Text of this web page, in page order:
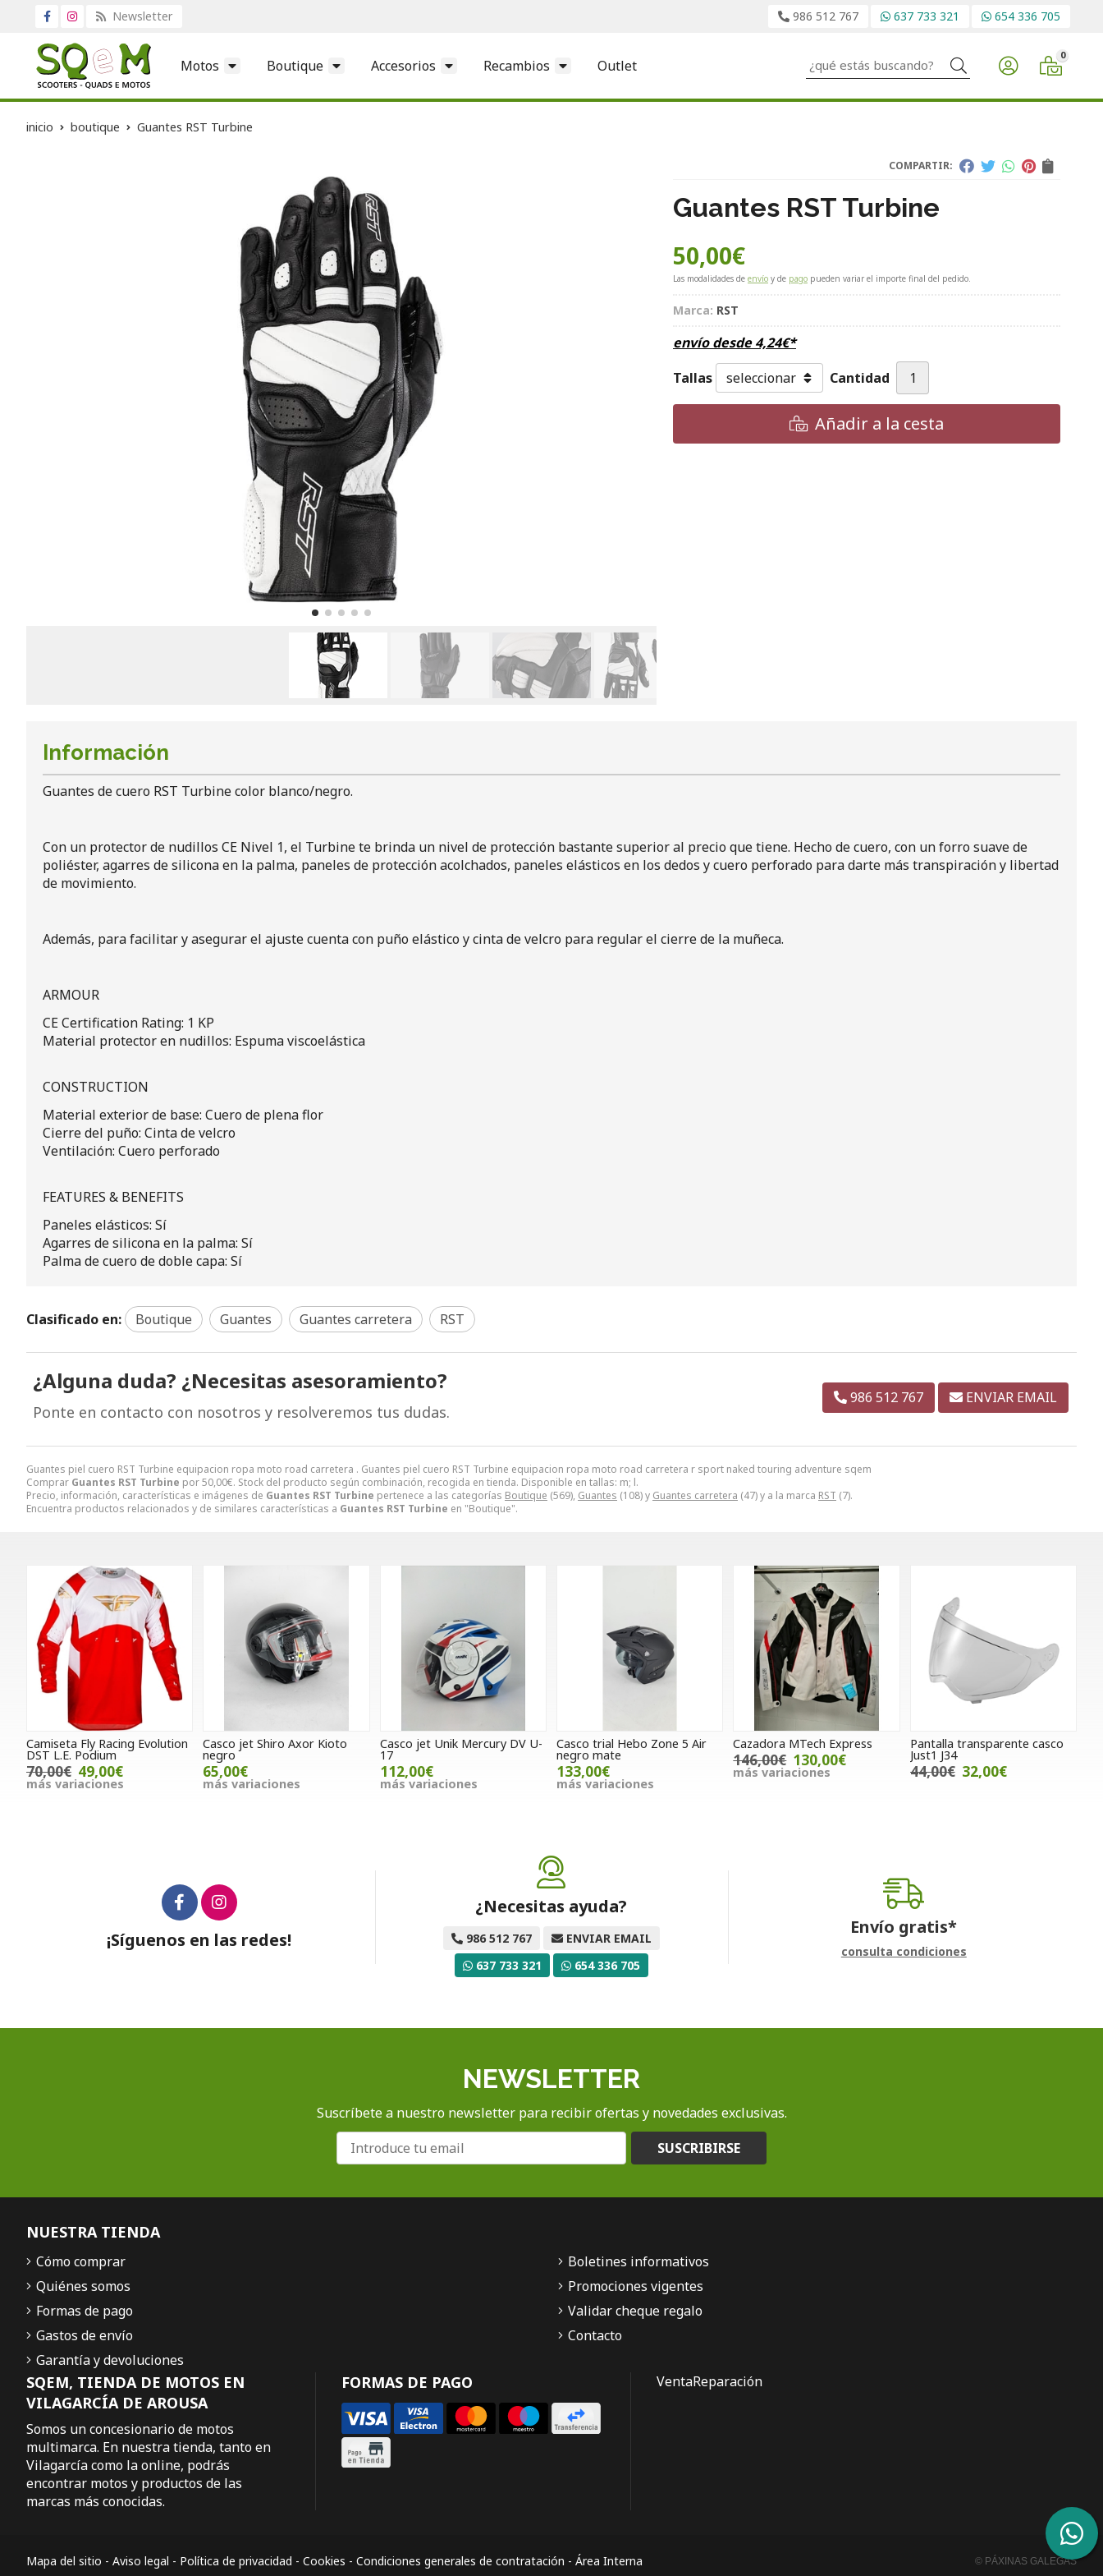
Newsletter 986 512 767 637 733 321 654 336 705
Motos Boutique Accesorios Recambios Outlet Buscar 0
inicio boutique Guantes RST Turbine
COMPARTIR:
Guantes RST Turbine
50,00€
Las modalidades de envío y de pago pueden variar el importe final del pedido.
Marca: RST
envío desde4,24€*
Tallas
Cantidad
Añadir a la cesta
Guantes piel cuero RST Turbine equipacion ropa moto road carretera . Guantes piel cuero RST Turbine equipacion ropa moto road carretera r sport naked touring adventure sqem
Comprar Guantes RST Turbine por50,00€. Stock del producto según combinación, recogida en tienda. Disponible en tallas: m; l.
Precio, información, características e imágenes de Guantes RST Turbine pertenece a las categorías Boutique (569), Guantes (108) y Guantes carretera (47) y a la marca RST (7).
Encuentra productos relacionados y de similares características a Guantes RST Turbine en "Boutique".
Información
Guantes de cuero RST Turbine color blanco/negro.
Con un protector de nudillos CE Nivel 1, el Turbine te brinda un nivel de protección bastante superior al precio que tiene. Hecho de cuero, con un forro suave de
poliéster, agarres de silicona en la palma, paneles de protección acolchados, paneles elásticos en los dedos y cuero perforado para darte más transpiración y libertad
de movimiento.
Además, para facilitar y asegurar el ajuste cuenta con puño elástico y cinta de velcro para regular el cierre de la muñeca.
ARMOUR
CE Certification Rating: 1 KP
Material protector en nudillos: Espuma viscoelástica
CONSTRUCTION
Material exterior de base: Cuero de plena flor
Cierre del puño: Cinta de velcro
Ventilación: Cuero perforado
FEATURES & BENEFITS
Paneles elásticos: Sí
Agarres de silicona en la palma: Sí
Palma de cuero de doble capa: Sí
Clasificado en: Boutique Guantes Guantes carretera RST
¿Alguna duda? ¿Necesitas asesoramiento?
Ponte en contacto con nosotros y resolveremos tus dudas.
986 512 767 ENVIAR EMAIL
Camiseta Fly Racing Evolution
DST L.E. Podium
70,00€ 49,00€
más variaciones
Casco jet Shiro Axor Kioto
negro
65,00€
más variaciones
Casco jet Unik Mercury DV U-
17
112,00€
más variaciones
Casco trial Hebo Zone 5 Air
negro mate
133,00€
más variaciones
Cazadora MTech Express
146,00€ 130,00€
más variaciones
Pantalla transparente casco
Just1 J34
44,00€ 32,00€
¡Síguenos en las redes!
¿Necesitas ayuda?
986 512 767
ENVIAR EMAIL
637 733 321
654 336 705
Envío gratis*
consulta condiciones
NEWSLETTER
Suscríbete a nuestro newsletter para recibir ofertas y novedades exclusivas.
SUSCRIBIRSE
SQEM, TIENDA DE MOTOS EN
VILAGARCÍA DE AROUSA
Somos un concesionario de motos
multimarca. En nuestra tienda, tanto en
Vilagarcía como la online, podrás
encontrar motos y productos de las
marcas más conocidas.
FORMAS DE PAGO
NUESTRA TIENDA
Cómo comprar
Quiénes somos
Formas de pago
Gastos de envío
Garantía y devoluciones
Boletines informativos
Promociones vigentes
Validar cheque regalo
Contacto
VentaReparación
Mapa del sitio - Aviso legal - Política de privacidad - Cookies - Condiciones generales de contratación - Área Interna © PÁXINAS GALEGAS